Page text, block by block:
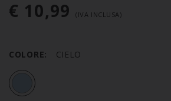
€ 10,99 (IVA INCLUSA)
COLORE: CIELO